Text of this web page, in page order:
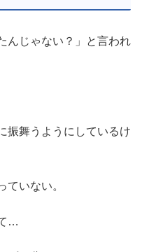
んじゃない？」と言われ
振舞うようにしているけ
ていない。
…